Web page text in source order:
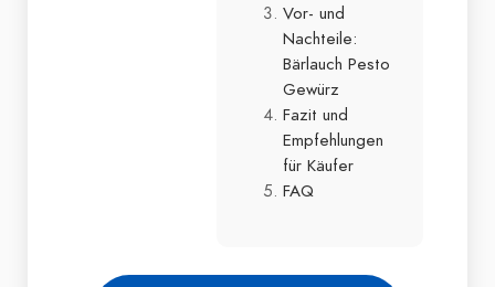
Vor- und
Nachteile:
Bärlauch Pesto
Gewürz
Fazit und
Empfehlungen
für Käufer
FAQ